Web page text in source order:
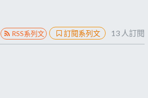
RSS系列文 訂閱系列文 13 人訂閱